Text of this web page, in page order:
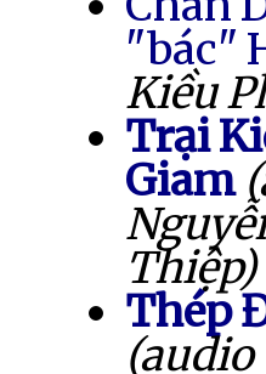
"bác"
Kiều
Trại
Giam
Thiệp)
Thép